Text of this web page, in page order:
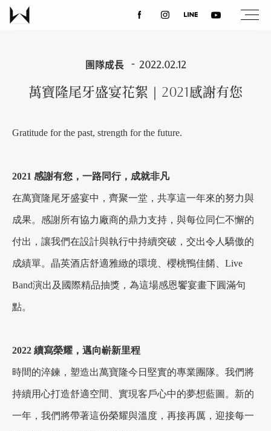
最新消息
設計案例
課程講座
優惠活動
聯絡我們
團隊成長 2022.02.12
萬寶隆尾牙盛宴花絮｜2021感謝有您
Gratitude for the past, strength for the future.
2021 感謝有您，一路同行，成就非凡
在萬寶隆尾牙盛宴中，齊聚一堂，共享這一年來的努力與
成果。感謝所有協力廠商的鼎力支持，與每位同仁不懈的
付出，讓我們在設計與執行中持續突破，交出令人驕傲的
成績單。晶英酒店舒適雅緻的環境、櫻桃鴨佳餚、Live
Band演出及國際精品抽獎，為這場感恩饗宴畫下圓滿句
點。
2022 續寫榮耀，邁向嶄新里程
時間的淬鍊，塑造出萬寶隆今日堅實的專業團隊。我們將
持續用心打造舒適空間、實現客戶心中的夢想藍圖。新的
一年，我們將帶著這份榮耀與溫度，再接再厲，迎接每一